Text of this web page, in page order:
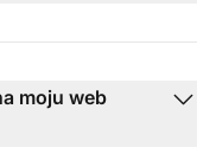
moju web